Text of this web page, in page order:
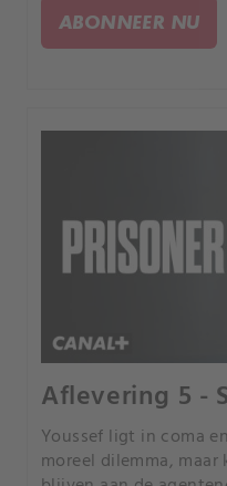
ABONNEER NU
Aflevering 5 -
Youssef ligt in coma
moreel dilemma,